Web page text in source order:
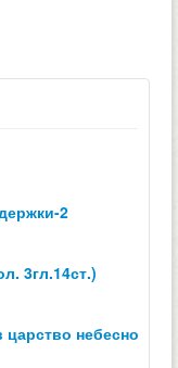
2
3гл.14ст.)
небесное？